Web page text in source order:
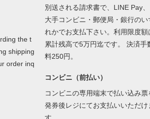
the t
shipping
order inq
別送される請求書で、LINE Pay、
大手コンビニ・郵便局・銀行のい
れかでお支払下さい。利用限度額
累計残高で5万円迄です。 決済手
料250円。
コンビニ（前払い）
コンビニの専用端末で払い込み票
発券後レジにてお支払いいただけ